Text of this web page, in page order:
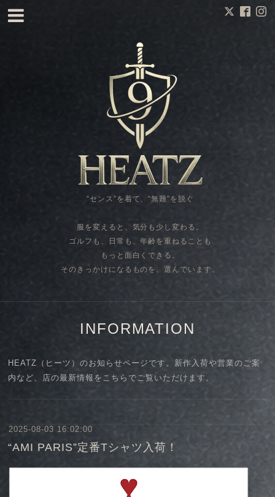
“センス”を着て、“無難”を脱ぐ
服を変えると、気分も少し変わる。
ゴルフも、日常も、年齢を重ねることも
もっと面白くできる。
そのきっかけになるものを、選んでいます。
INFORMATION
HEATZ（ヒーツ）のお知らせページです。新作入荷や営業のご案
内など、店の最新情報をこちらでご覧いただけます。
2025-08-03 16:02:00
“AMI PARIS”定番Tシャツ入荷！